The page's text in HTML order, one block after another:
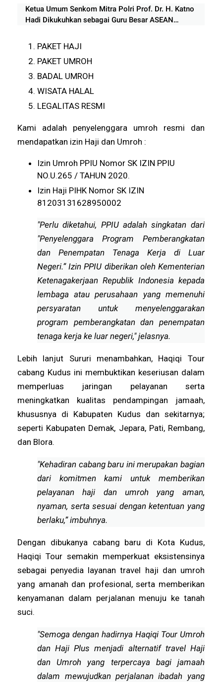
Ketua Umum Senkom Mitra Polri Prof. Dr. H. Katno
Hadi Dikukuhkan sebagai Guru Besar ASEAN
PAKET HAJI
PAKET UMROH
BADAL UMROH
WISATA HALAL
LEGALITAS RESMI
Kami adalah penyelenggara umroh resmi dan
mendapatkan izin Haji dan Umroh :
Izin Umroh PPIU Nomor SK IZIN PPIU
NO.U.265 / TAHUN 2020.
Izin Haji PIHK Nomor SK IZIN
81203131628950002
"Perlu diketahui, PPIU adalah singkatan dari
"Penyelenggara Program Pemberangkatan
dan Penempatan Tenaga Kerja di Luar
Negeri.” Izin PPIU diberikan oleh Kementerian
Ketenagakerjaan Republik Indonesia kepada
lembaga atau perusahaan yang memenuhi
persyaratan untuk menyelenggarakan
program pemberangkatan dan penempatan
tenaga kerja ke luar negeri," jelasnya.
Lebih lanjut Sururi menambahkan, Haqiqi Tour
cabang Kudus ini membuktikan keseriusan dalam
memperluas jaringan pelayanan serta
meningkatkan kualitas pendampingan jamaah,
khususnya di Kabupaten Kudus dan sekitarnya;
seperti Kabupaten Demak, Jepara, Pati, Rembang,
dan Blora.
"Kehadiran cabang baru ini merupakan bagian
dari komitmen kami untuk memberikan
pelayanan haji dan umroh yang aman,
nyaman, serta sesuai dengan ketentuan yang
berlaku,” imbuhnya.
Dengan dibukanya cabang baru di Kota Kudus,
Haqiqi Tour semakin memperkuat eksistensinya
sebagai penyedia layanan travel haji dan umroh
yang amanah dan profesional, serta memberikan
kenyamanan dalam perjalanan menuju ke tanah
suci.
"Semoga dengan hadirnya Haqiqi Tour Umroh
dan Haji Plus menjadi alternatif travel Haji
dan Umroh yang terpercaya bagi jamaah
dalam mewujudkan perjalanan ibadah yang